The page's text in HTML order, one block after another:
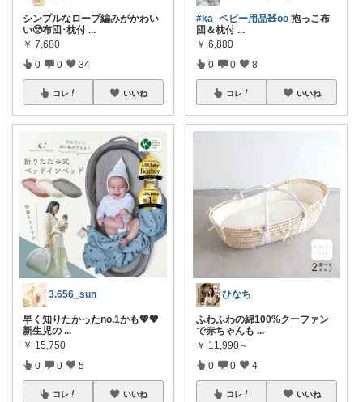
シンプルなロープ編みがかわい
い🥹布団･枕付 ...
￥ 7,680
0 0 34
コレ いいね
3.656_sun
早く知りたかったno.1かも💖💖
新生児の ...
￥ 15,750
0 0 5
コレ いいね
#ka_ベビー用品🧸oo 抱っこ布
団＆枕付 ...
￥ 6,880
0 0 8
コレ いいね
ひなち
ふわふわの綿100%クーファン
で赤ちゃんも ...
￥ 11,990～
0 0 4
コレ いいね